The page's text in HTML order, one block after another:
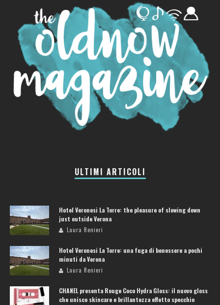
ULTIMI ARTICOLI
Hotel Veronesi La Torre: the pleasure of slowing down
just outside Verona
Laura Renieri
Hotel Veronesi La Torre: una fuga di benessere a pochi
minuti da Verona
Laura Renieri
CHANEL presenta Rouge Coco Hydra Gloss: il nuovo gloss
che unisce skincare e brillantezza effetto specchio